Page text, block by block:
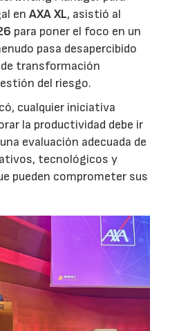
enAXA XL, asistió al
para poner el foco en un
pasa desapercibido
transformación
del riesgo.
cualquier iniciativa
la productividad debe ir
evaluación adecuada de
tecnológicos y
pueden comprometer sus